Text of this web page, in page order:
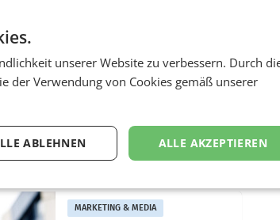
MARKETING & MEDIA
unserer Website zu verbessern. Durch
der Verwendung von Cookies gemäß unserer
ALLE AKZEPTIEREN
ABLEHNEN